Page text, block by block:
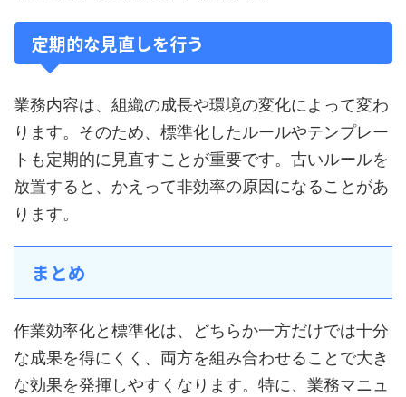
定期的な見直しを行う
業務内容は、組織の成長や環境の変化によって変わ
ります。そのため、標準化したルールやテンプレー
トも定期的に見直すことが重要です。古いルールを
放置すると、かえって非効率の原因になることがあ
ります。
まとめ
作業効率化と標準化は、どちらか一方だけでは十分
な成果を得にくく、両方を組み合わせることで大き
な効果を発揮しやすくなります。特に、業務マニュ